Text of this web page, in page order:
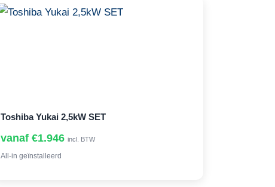
Toshiba Yukai 2,5kW SET
vanaf €1.946 incl. BTW
All-in geïnstalleerd